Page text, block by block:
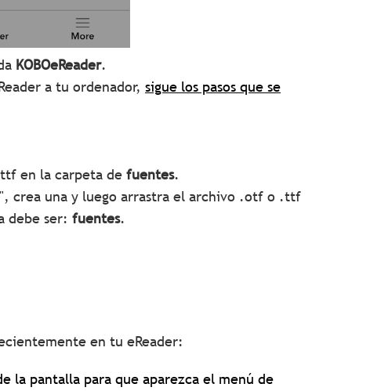
KOBOeReader.
a tu ordenador, sigue los pasos que se
en la carpeta de fuentes.
crea una y luego arrastra el archivo .otf o .ttf
debe ser: fuentes.
en tu eReader:
la pantalla para que aparezca el menú de